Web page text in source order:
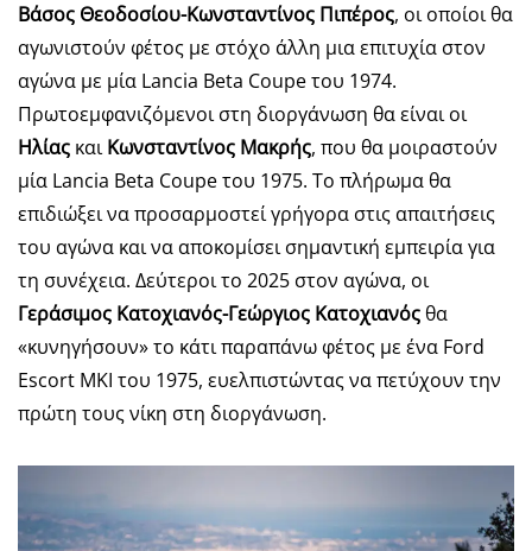
Βάσος Θεοδοσίου-Κωνσταντίνος Πιπέρος, οι οποίοι θα
αγωνιστούν φέτος με στόχο άλλη μια επιτυχία στον
αγώνα με μία Lancia Beta Coupe του 1974.
Πρωτοεμφανιζόμενοι στη διοργάνωση θα είναι οι
Ηλίας καιΚωνσταντίνος Μακρής, που θα μοιραστούν
μία Lancia Beta Coupe του 1975. Το πλήρωμα θα
επιδιώξει να προσαρμοστεί γρήγορα στις απαιτήσεις
του αγώνα και να αποκομίσει σημαντική εμπειρία για
τη συνέχεια. Δεύτεροι το 2025 στον αγώνα, οι
Γεράσιμος Κατοχιανός-Γεώργιος Κατοχιανόςθα
«κυνηγήσουν» το κάτι παραπάνω φέτος με ένα Ford
Escort MKI του 1975, ευελπιστώντας να πετύχουν την
πρώτη τους νίκη στη διοργάνωση.